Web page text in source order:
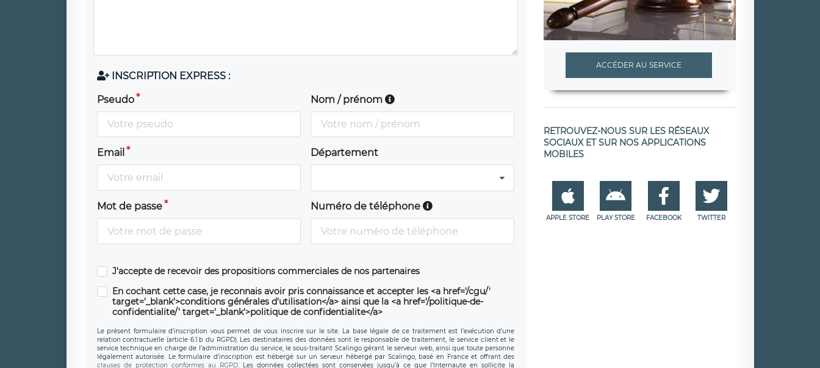
INSCRIPTION EXPRESS :
Pseudo Nom / prénom
Email Département
Mot de passe Numéro de téléphone
J'accepte de recevoir des propositions commerciales de nos partenaires
En cochant cette case, je reconnais avoir pris connaissance et accepter les <a href='/cgu/'
target='_blank'>conditions générales d'utilisation</a> ainsi que la <a href='/politique-de-
confidentialite/' target='_blank'>politique de confidentialite</a>
Le présent formulaire d’inscription vous permet de vous inscrire sur le site. La base légale de ce traitement est l’exécution d’une
relation contractuelle (article 6.1.b du RGPD). Les destinataires des données sont le responsable de traitement, le service client et le
service technique en charge de l’administration du service, le sous-traitant Scalingo gérant le serveur web, ainsi que toute personne
légalement autorisée. Le formulaire d’inscription est hébergé sur un serveur hébergé par Scalingo, basé en France et offrant des
clauses de protection conformes au RGPD. Les données collectées sont conservées jusqu’à ce que l’Internaute en sollicite la
ACCÉDER AU SERVICE
RETROUVEZ-NOUS SUR LES RÉSEAUX
SOCIAUX ET SUR NOS APPLICATIONS
MOBILES
APPLE STORE PLAY STORE FACEBOOK TWITTER